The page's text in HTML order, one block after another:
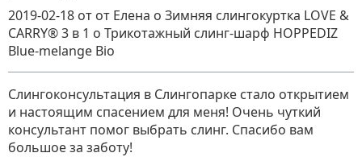
2019-02-18 от от Елена о Зимняя слингокуртка LOVE &
CARRY® 3 в 1 о Трикотажный слинг-шарф HOPPEDIZ
Blue-melange Bio
Слингоконсультация в Слингопарке стало открытием
и настоящим спасением для меня! Очень чуткий
консультант помог выбрать слинг. Спасибо вам
большое за заботу!